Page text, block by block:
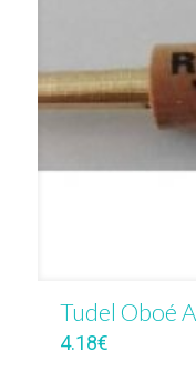
Tudel Oboé
4.18€